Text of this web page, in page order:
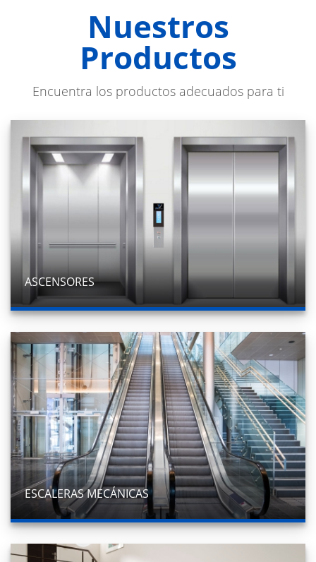
Nuestros
Productos
Encuentra los productos adecuados para ti
ASCENSORES
ESCALERAS MECÁNICAS